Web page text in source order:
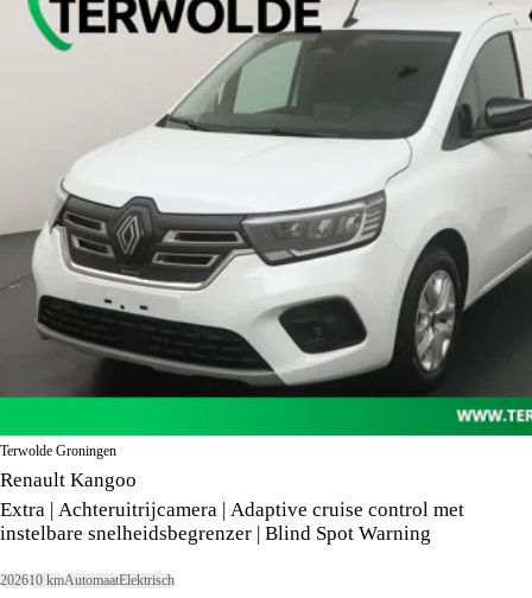
Terwolde Groningen
Renault Kangoo
Extra | Achteruitrijcamera | Adaptive cruise control met
instelbare snelheidsbegrenzer | Blind Spot Warning
202610 kmAutomaatElektrisch